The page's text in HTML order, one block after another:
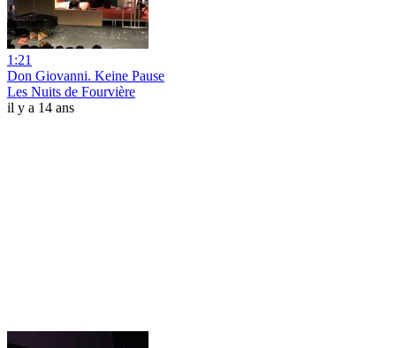
1:21
Don Giovanni. Keine Pause
Les Nuits de Fourvière
il y a 14 ans